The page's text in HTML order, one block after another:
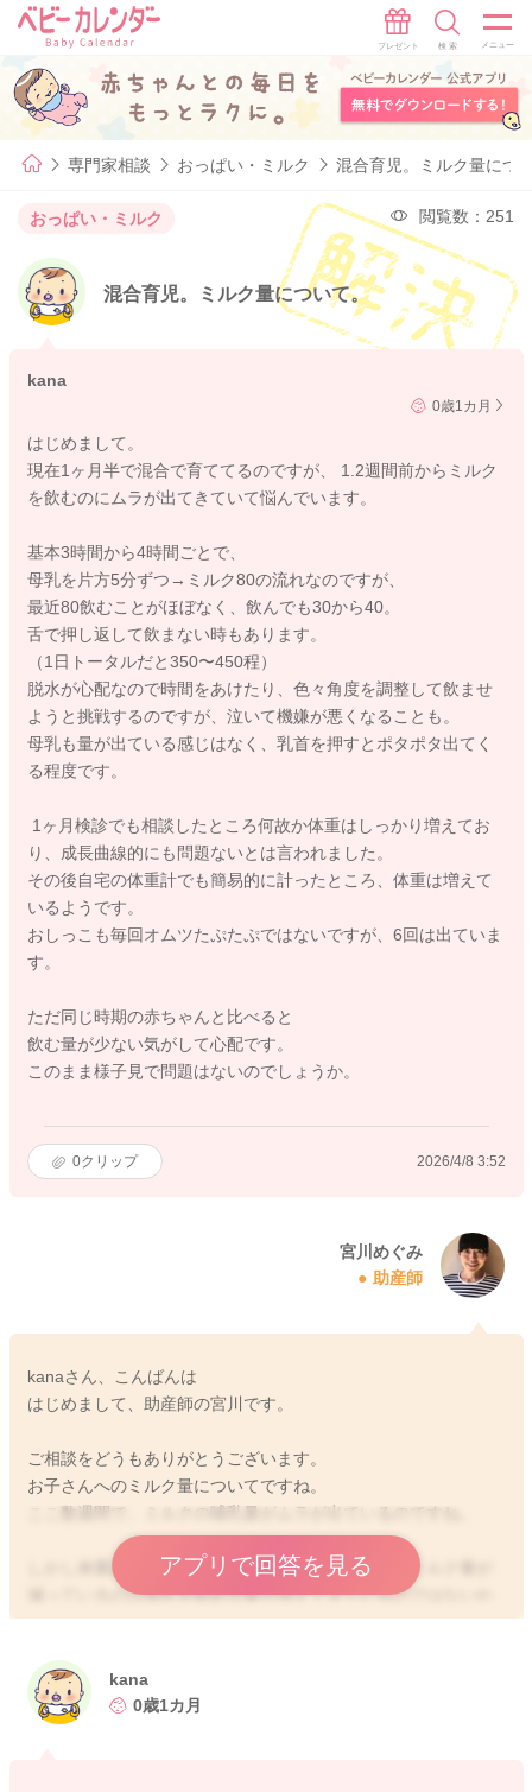
専門家相談 おっぱい・ミルク 混合育児。ミルク量につ
おっぱい・ミルク 閲覧数：251
混合育児。ミルク量について。
kana
0歳1カ月
はじめまして。
現在1ヶ月半で混合で育ててるのですが、 1.2週間前からミルク
を飲むのにムラが出てきていて悩んでいます。
基本3時間から4時間ごとで、
母乳を片方5分ずつ→ミルク80の流れなのですが、
最近80飲むことがほぼなく、飲んでも30から40。
舌で押し返して飲まない時もあります。
（1日トータルだと350〜450程）
脱水が心配なので時間をあけたり、色々角度を調整して飲ませ
ようと挑戦するのですが、泣いて機嫌が悪くなることも。
母乳も量が出ている感じはなく、乳首を押すとポタポタ出てく
る程度です。
1ヶ月検診でも相談したところ何故か体重はしっかり増えてお
り、成長曲線的にも問題ないとは言われました。
その後自宅の体重計でも簡易的に計ったところ、体重は増えて
いるようです。
おしっこも毎回オムツたぷたぷではないですが、6回は出ていま
す。
ただ同じ時期の赤ちゃんと比べると
飲む量が少ない気がして心配です。
このまま様子見で問題はないのでしょうか。
0クリップ 2026/4/8 3:52
宮川めぐみ
助産師
kanaさん、こんばんは
はじめまして、助産師の宮川です。
ご相談をどうもありがとうございます。
お子さんへのミルク量についてですね。
ここ数週間で、ミルクの哺乳量がムラが出ているのですね。
しかし体重は順調に増えているということなので、ミルク量が
減っているのは母乳を飲める量が増えてきているのではないか
と思いました。
もしよかったらどちらかで一回の授乳で母乳をどれぐらい飲め
ているのか測ってみてみるのもいいかもしれません。
アプリで回答を見る
kana
0歳1カ月